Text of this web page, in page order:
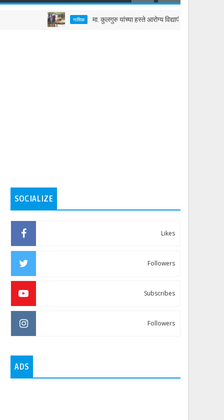
नाशिक मा. कुलगुरु यांच्या हस्ते आरोग्य विद्यापीठातील तलावाचे जलपूजन
SOCIALIZE
Likes
Followers
Subscribes
Followers
ADS